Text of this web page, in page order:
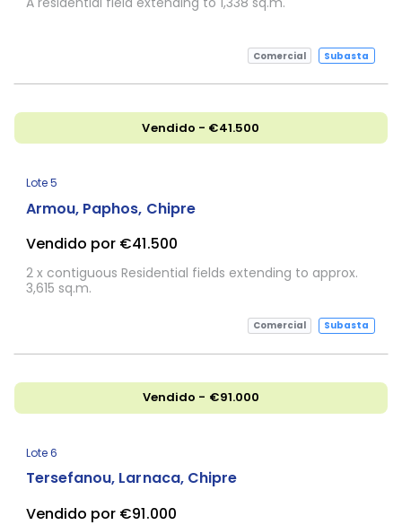
Comercial Subasta
Vendido - €41.500
Lote 5
Armou, Paphos, Chipre
Vendido por €41.500
2 x contiguous Residential fields extending to approx.
3,615 sq.m.
Comercial Subasta
Vendido - €91.000
Lote 6
Tersefanou, Larnaca, Chipre
Vendido por €91.000